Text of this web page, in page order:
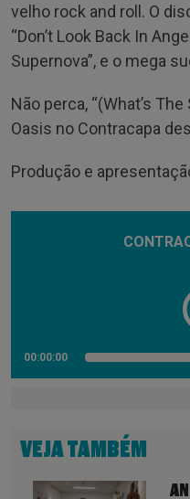
velho rock and roll. O
“Don’t Look Back In
Supernova”, e o mega
Não perca, “(What’s
Oasis no Contracapa
Produção e
00:00:00
VEJA TAMBÉM